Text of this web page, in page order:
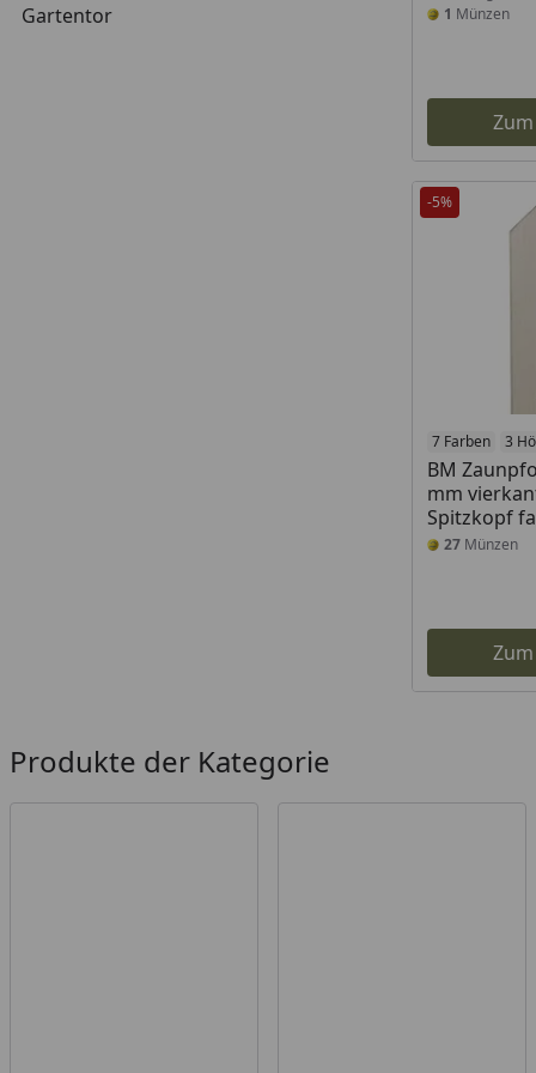
Gartentor
1 Münzen
-5%
7 Farben 3
BM
mm
Spitzkopf
27 Münzen
Produkte der Kategorie